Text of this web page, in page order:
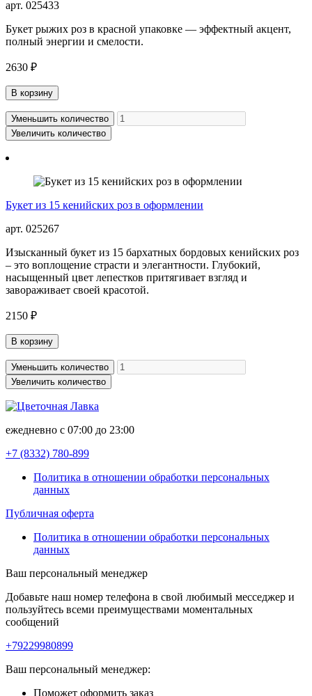
арт. 025433
Букет рыжих роз в красной упаковке — эффектный акцент,
полный энергии и смелости.
2630 ₽
В корзину
Уменьшить количество
Увеличить количество
Букет из 15 кенийских роз в оформлении
арт. 025267
Изысканный букет из 15 бархатных бордовых кенийских роз
– это воплощение страсти и элегантности. Глубокий,
насыщенный цвет лепестков притягивает взгляд и
завораживает своей красотой.
2150 ₽
В корзину
Уменьшить количество
Увеличить количество
ежедневно с 07:00 до 23:00
+7 (8332) 780-899
Политика в отношении обработки персональных
данных
Публичная оферта
Политика в отношении обработки персональных
данных
Ваш персональный менеджер
Добавьте наш номер телефона в свой любимый месседжер и
пользуйтесь всеми преимуществами моментальных
сообщений
+79229980899
Ваш персональный менеджер:
Поможет оформить заказ